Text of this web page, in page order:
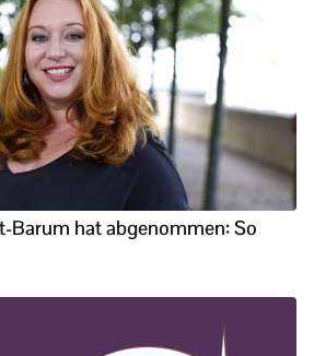
Barum hat abgenommen: So